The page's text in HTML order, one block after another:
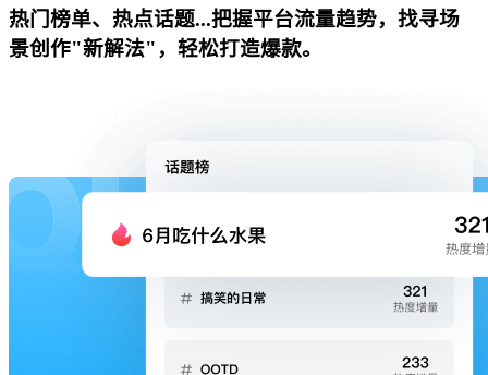
热门榜单、热点话题...把握平台流量趋势，找寻场
景创作"新解法"，轻松打造爆款。